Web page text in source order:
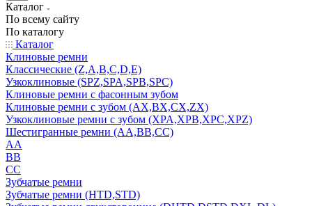
Каталог
По всему сайту
По каталогу
Каталог
Клиновые ремни
Классические (Z,A,B,C,D,E)
Узкоклиновые (SPZ,SPA,SPB,SPC)
Клиновые ремни с фасонным зубом
Клиновые ремни с зубом (AX,BX,CX,ZX)
Узкоклиновые ремни с зубом (XPA,XPB,XPC,XPZ)
Шестигранные ремни (AA,BB,CC)
AA
BB
CC
Зубчатые ремни
Зубчатые ремни (HTD,STD)